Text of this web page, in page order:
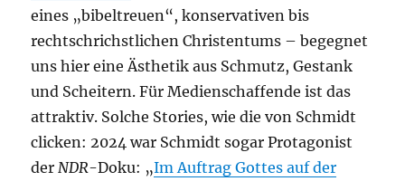
eines „bibeltreuen“, konservativen bis
rechtschrichstlichen Christentums – begegnet
uns hier eine Ästhetik aus Schmutz, Gestank
und Scheitern. Für Medienschaffende ist das
attraktiv. Solche Stories, wie die von Schmidt
clicken: 2024 war Schmidt sogar Protagonist
der NDR-Doku: „Im Auftrag Gottes auf der